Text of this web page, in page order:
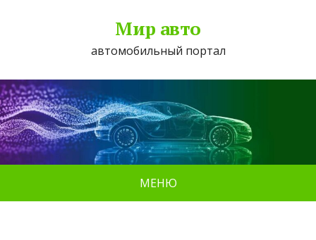
Мир авто
автомобильный портал
МЕНЮ